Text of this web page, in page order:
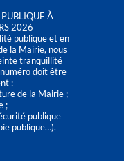
À
2026
publique et en
la Mairie, nous
tranquillité
doit être
:
de la Mairie ;
;
publique
publique…).